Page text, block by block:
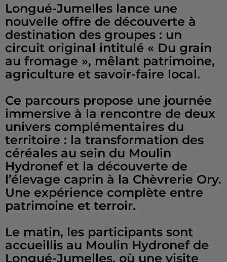
Longué-Jumelles lance une
nouvelle offre de découverte à
destination des groupes : un
circuit original intitulé « Du grain
au fromage », mêlant patrimoine,
agriculture et savoir-faire local.
Ce parcours propose une journée
immersive à la rencontre de deux
univers complémentaires du
territoire : la transformation des
céréales au sein du Moulin
Hydronef et la découverte de
l’élevage caprin à la Chèvrerie Ory.
Une expérience complète entre
patrimoine et terroir.
Le matin, les participants sont
accueillis au Moulin Hydronef de
Longué-Jumelles, où une visite